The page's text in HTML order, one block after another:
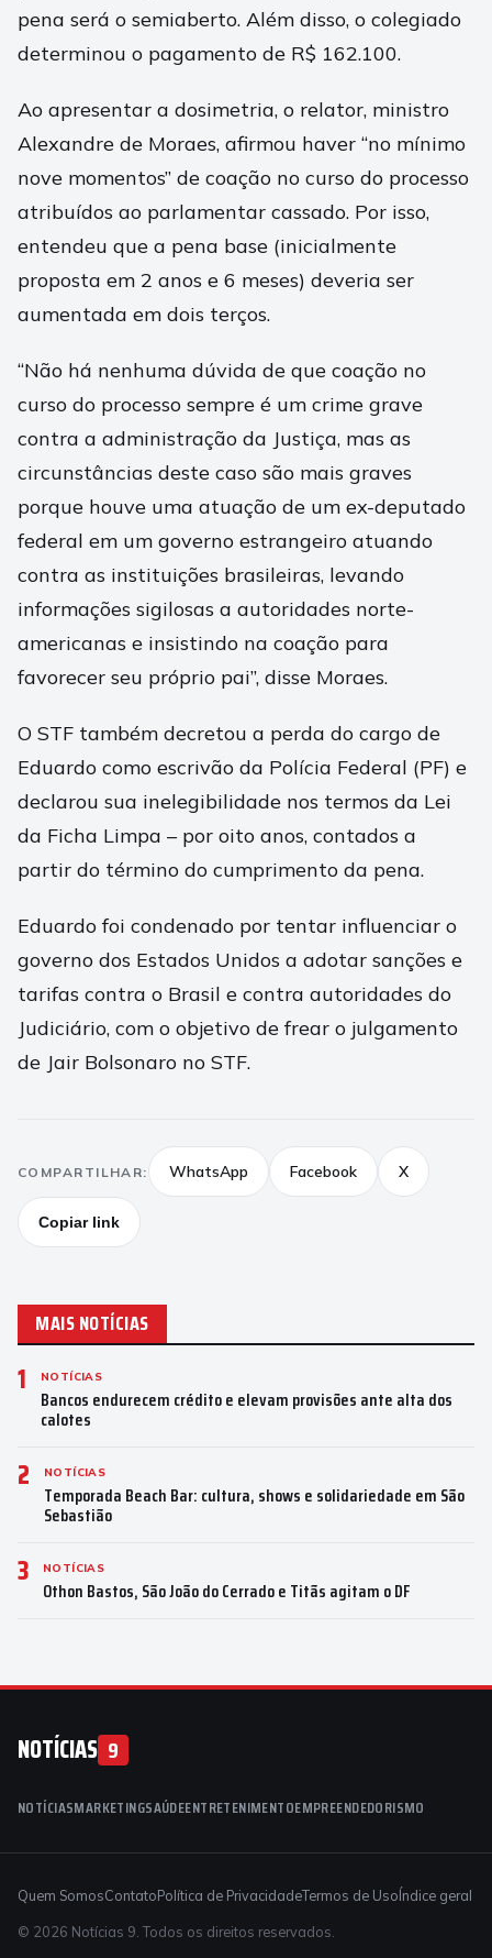
pena será o semiaberto. Além disso, o colegiado
determinou o pagamento de R$ 162.100.
Ao apresentar a dosimetria, o relator, ministro
Alexandre de Moraes, afirmou haver “no mínimo
nove momentos” de coação no curso do processo
atribuídos ao parlamentar cassado. Por isso,
entendeu que a pena base (inicialmente
proposta em 2 anos e 6 meses) deveria ser
aumentada em dois terços.
“Não há nenhuma dúvida de que coação no
curso do processo sempre é um crime grave
contra a administração da Justiça, mas as
circunstâncias deste caso são mais graves
porque houve uma atuação de um ex-deputado
federal em um governo estrangeiro atuando
contra as instituições brasileiras, levando
informações sigilosas a autoridades norte-
americanas e insistindo na coação para
favorecer seu próprio pai”, disse Moraes.
O STF também decretou a perda do cargo de
Eduardo como escrivão da Polícia Federal (PF) e
declarou sua inelegibilidade nos termos da Lei
da Ficha Limpa – por oito anos, contados a
partir do término do cumprimento da pena.
Eduardo foi condenado por tentar influenciar o
governo dos Estados Unidos a adotar sanções e
tarifas contra o Brasil e contra autoridades do
Judiciário, com o objetivo de frear o julgamento
de Jair Bolsonaro no STF.
COMPARTILHAR: WhatsApp Facebook X
Copiar link
MAIS NOTÍCIAS
1 NOTÍCIAS
Bancos endurecem crédito e elevam provisões ante alta dos
calotes
2 NOTÍCIAS
Temporada Beach Bar: cultura, shows e solidariedade em São
Sebastião
3 NOTÍCIAS
Othon Bastos, São João do Cerrado e Titãs agitam o DF
NOTÍCIAS 9
NOTÍCIASMARKETINGSAÚDEENTRETENIMENTOEMPREENDEDORISMO
Quem SomosContatoPolítica de PrivacidadeTermos de UsoÍndice geral
© 2026 Notícias 9. Todos os direitos reservados.